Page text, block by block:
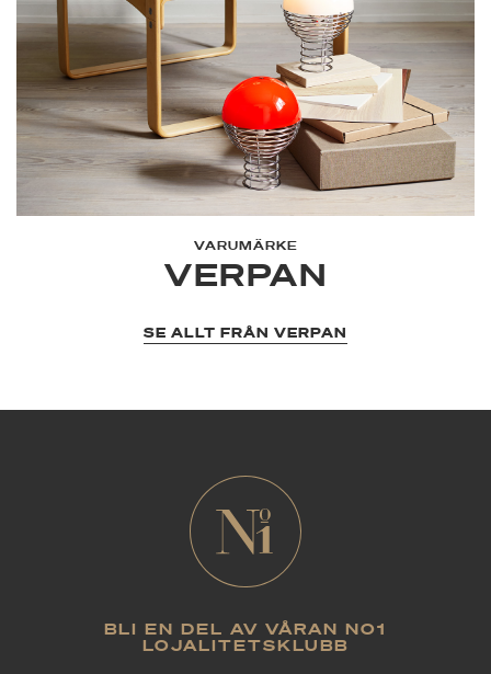
VARUMÄRKE
VERPAN
SE ALLT FRÅN VERPAN
BLI EN DEL AV VÅRAN NO1
LOJALITETSKLUBB